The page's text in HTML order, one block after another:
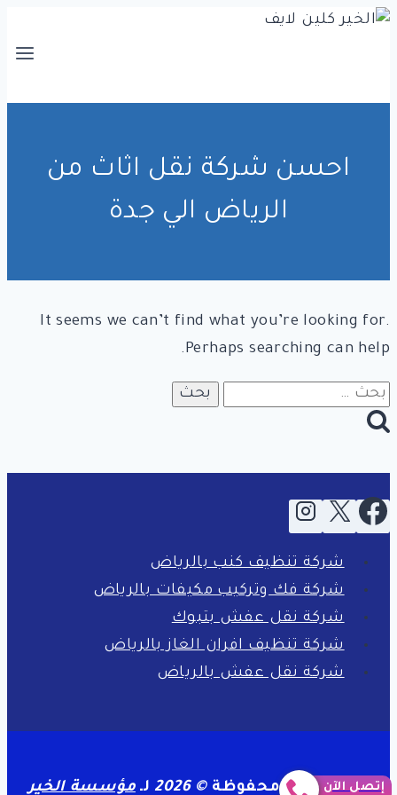
التجاوز
احسن شركة نقل اثاث من
الرياض الي جدة
It seems we can’t find what you’re looking for.
Perhaps searching can help.
البحث
عن:
شركة تنظيف كنب بالرياض
شركة فك وتركيب مكيفات بالرياض
شركة نقل عفش بتبوك
شركة تنظيف افران الغاز بالرياض
شركة نقل عفش بالرياض
جميع الحقوق محفوظة© 2026 لـمؤسسة الخير إتصل الآن